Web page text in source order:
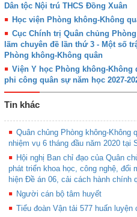
Dân tộc Nội trú THCS Đồng Xuân
Học viện Phòng không-Không
Cục Chính trị Quân chủng
lãm chuyên đề lần thứ 3 - Một số
Phòng không-Không quân
Viện Y học Phòng không-
phi công quân sự năm học 2027-
Tin khác
Quân chủng Phòng không-Không
nhiệm vụ 6 tháng đầu năm 2020 tại
Hội nghị Ban chỉ đạo của Quân
phát triển khoa học, công nghệ, đổi
hiện Đề án 06, cải cách hành chính
Người cán bộ tâm huyết
Tiểu đoàn Vận tải 577 huấn